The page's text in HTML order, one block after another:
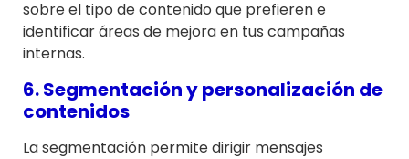
sobre el tipo de contenido que prefieren e
identificar áreas de mejora en tus campañas
internas.
6. Segmentación y personalización de
contenidos
La segmentación permite dirigir mensajes